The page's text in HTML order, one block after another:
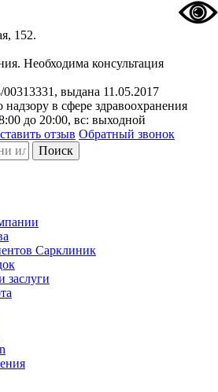
152.
Необходима консультация
выдана 11.05.2017
в сфере здравоохранения
до 20:00, вс: выходной
отзыв Обратный звонок
Сарклиник
заслуги